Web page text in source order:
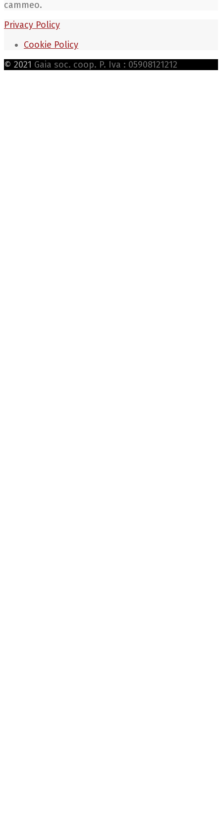
cammeo.
Privacy Policy
Cookie Policy
© 2021 Gaia soc. coop. P. Iva : 05908121212